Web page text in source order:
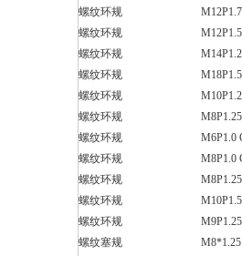
螺纹环规
螺纹环规
螺纹环规
螺纹环规
螺纹环规
螺纹环规
螺纹环规
M6P1.0
螺纹环规
M8P1.0
螺纹环规
螺纹环规
螺纹环规
螺纹塞规